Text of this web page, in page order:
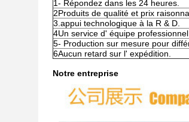
1- Répondez dans les 24 heures.
2Produits de qualité et prix
3.appui technologique à la R & D.
4Un service d' équipe professionnel
5- Production sur mesure pour
6Aucun retard sur l' expédition.
Notre entreprise